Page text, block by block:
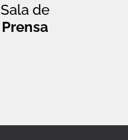
Sala de
Prensa